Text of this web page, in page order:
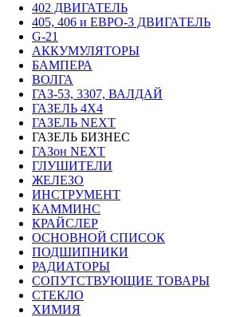
402 ДВИГАТЕЛЬ
405, 406 и ЕВРО-3 ДВИГАТЕЛЬ
G-21
АККУМУЛЯТОРЫ
БАМПЕРА
ВОЛГА
ГАЗ-53, 3307, ВАЛДАЙ
ГАЗЕЛЬ 4Х4
ГАЗЕЛЬ NEXT
ГАЗЕЛЬ БИЗНЕС
ГАЗон NEXT
ГЛУШИТЕЛИ
ЖЕЛЕЗО
ИНСТРУМЕНТ
КАММИНС
КРАЙСЛЕР
ОСНОВНОЙ СПИСОК
ПОДШИПНИКИ
РАДИАТОРЫ
СОПУТСТВУЮЩИЕ ТОВАРЫ
СТЕКЛО
ХИМИЯ